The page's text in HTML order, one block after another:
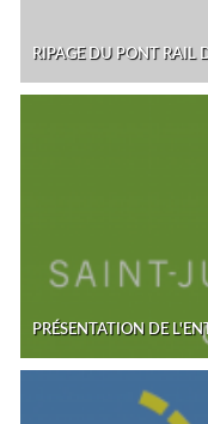
RIPAGE DU PONT RAIL
PRÉSENTATION DE